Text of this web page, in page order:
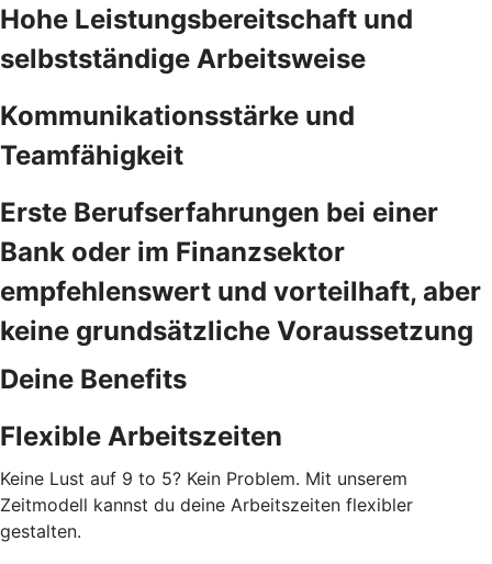
Hohe Leistungsbereitschaft und
selbstständige Arbeitsweise
Kommunikationsstärke und
Teamfähigkeit
Erste Berufserfahrungen bei einer
Bank oder im Finanzsektor
empfehlenswert und vorteilhaft, aber
keine grundsätzliche Voraussetzung
Deine Benefits
Flexible Arbeitszeiten
Keine Lust auf 9 to 5? Kein Problem. Mit unserem
Zeitmodell kannst du deine Arbeitszeiten flexibler
gestalten.